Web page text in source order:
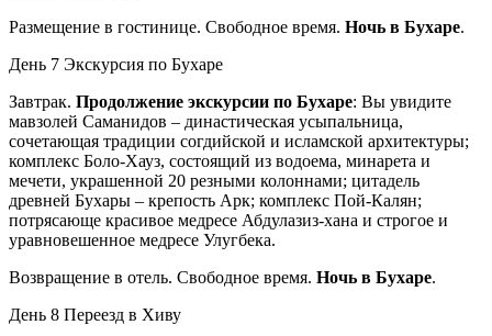
Размещение в гостинице. Свободное время. Ночь в Бухаре.
День 7 Экскурсия по Бухаре
Завтрак. Продолжение экскурсии по Бухаре: Вы увидите
мавзолей Саманидов – династическая усыпальница,
сочетающая традиции согдийской и исламской архитектуры;
комплекс Боло-Хауз, состоящий из водоема, минарета и
мечети, украшенной 20 резными колоннами; цитадель
древней Бухары – крепость Арк; комплекс Пой-Калян;
потрясающе красивое медресе Абдулазиз-хана и строгое и
уравновешенное медресе Улугбека.
Возвращение в отель. Свободное время. Ночь в Бухаре.
День 8 Переезд в Хиву